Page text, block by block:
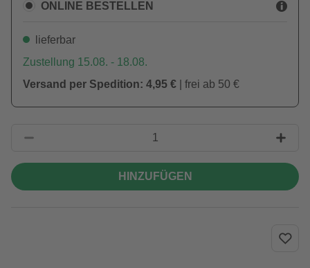
ONLINE BESTELLEN
lieferbar
Zustellung 15.08. - 18.08.
Versand per Spedition: 4,95 € | frei ab 50 €
HINZUFÜGEN